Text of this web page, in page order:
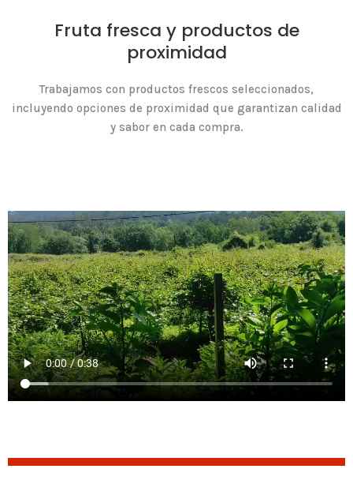
Fruta fresca y productos de
proximidad
Trabajamos con productos frescos seleccionados,
incluyendo opciones de proximidad que garantizan calidad
y sabor en cada compra.